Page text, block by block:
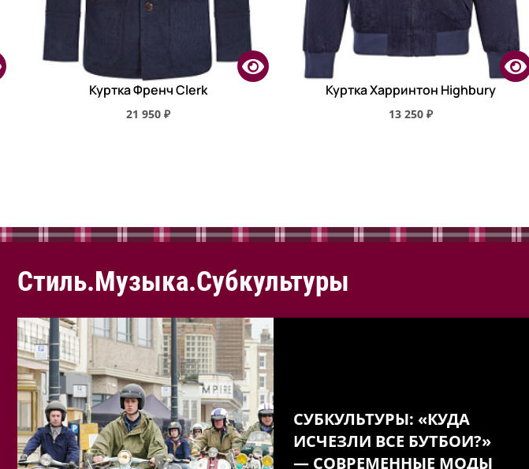
Куртка Френч Clerk
21 950 ₽
Куртка Харринтон Highbury
13 250 ₽
Стиль.Музыка.Субкультуры
СУБКУЛЬТУРЫ: «КУДА
ИСЧЕЗЛИ ВСЕ БУТБОИ?»
— СОВРЕМЕННЫЕ МОДЫ